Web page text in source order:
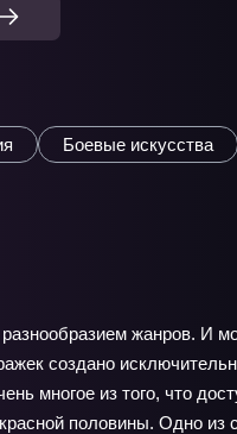
Боевые искусства
жанров. И
создано
многое из того, что
половины. Одно